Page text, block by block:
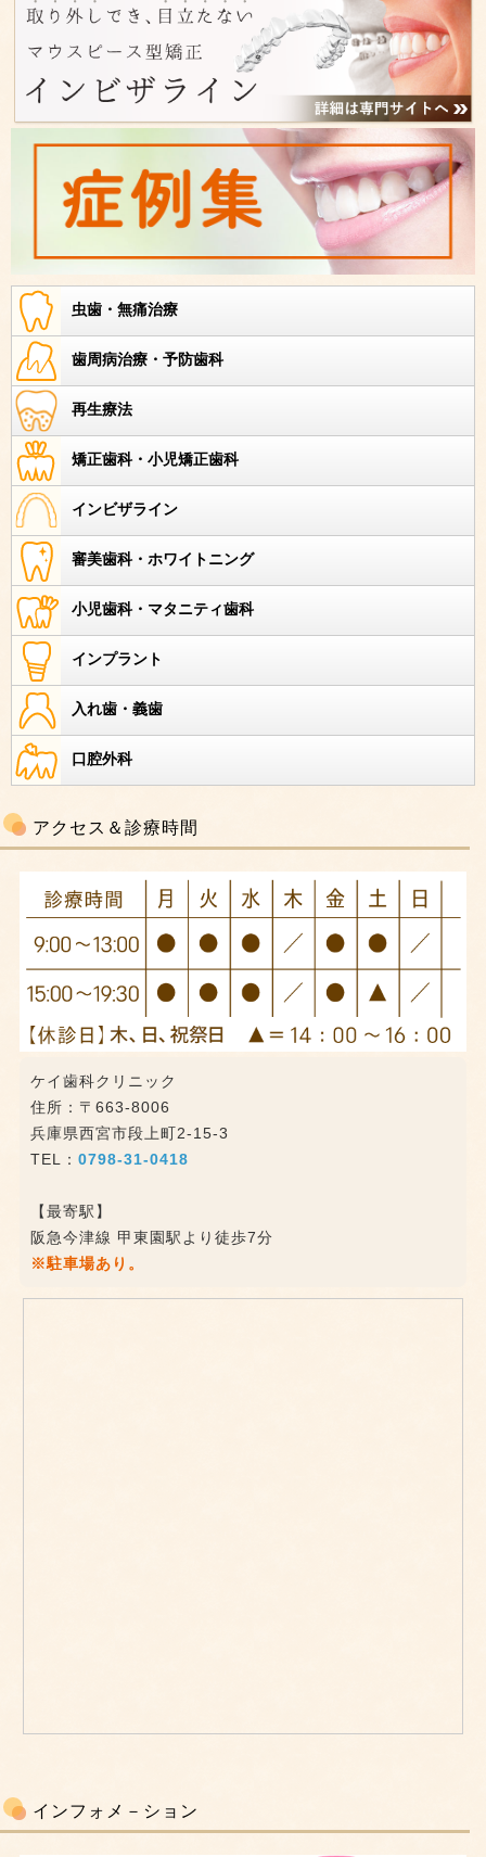
虫歯・無痛治療
歯周病治療・予防歯科
再生療法
矯正歯科・小児矯正歯科
インビザライン
審美歯科・ホワイトニング
小児歯科・マタニティ歯科
インプラント
入れ歯・義歯
口腔外科
アクセス＆診療時間
ケイ歯科クリニック
住所：〒663-8006
兵庫県西宮市段上町2-15-3
TEL： 0798-31-0418
【最寄駅】
阪急今津線 甲東園駅より徒歩7分
※駐車場あり。
インフォメ－ション